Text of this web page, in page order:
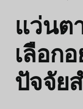
แว่นต
เลือก
ปัจจัย